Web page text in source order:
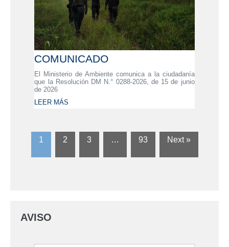
COMUNICADO
El Ministerio de Ambiente comunica a la ciudadanía
que la Resolución DM N.° 0288-2026, de 15 de junio
de 2026
LEER MÁS
1 2 3 … 93 Next »
AVISO